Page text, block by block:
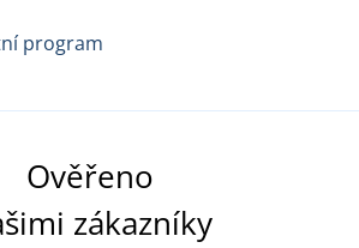
program
Ověřeno
zákazníky